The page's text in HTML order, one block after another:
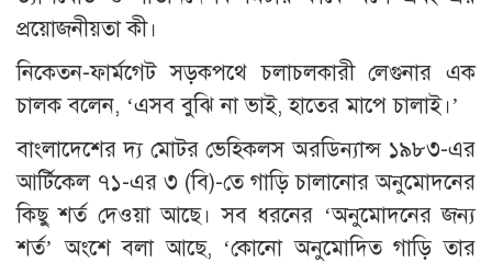
প্রয়োজনীয়তা কী।
নিকেতন-ফার্মগেট সড়কপথে চলাচলকারী লেগুনার এক
চালক বলেন, ‘এসব বুঝি না ভাই, হাতের মাপে চালাই।’
বাংলাদেশের দ্য মোটর ভেহিকলস অরডিন্যান্স ১৯৮৩-এর
আর্টিকেল ৭১-এর ৩ (বি)-তে গাড়ি চালানোর অনুমোদনের
কিছু শর্ত দেওয়া আছে। সব ধরনের ‘অনুমোদনের জন্য
শর্ত’ অংশে বলা আছে, ‘কোনো অনুমোদিত গাড়ি তার